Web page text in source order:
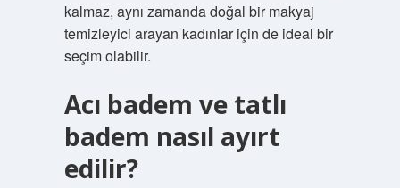
kalmaz, aynı zamanda doğal bir makyaj
temizleyici arayan kadınlar için de ideal bir
seçim olabilir.
Acı badem ve tatlı
badem nasıl ayırt
edilir?